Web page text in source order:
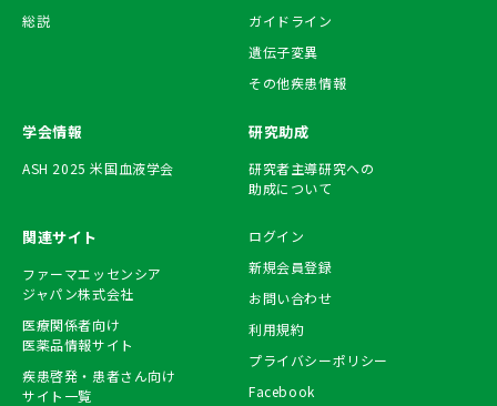
総説
ガイドライン
遺伝子変異
その他疾患情報
学会情報
ASH 2025米国血液学会
研究助成
研究者主導研究への
助成について
関連サイト
ファーマエッセンシア
ジャパン株式会社
医療関係者向け
医薬品情報サイト
疾患啓発・患者さん向け
サイト一覧
ログイン
新規会員登録
お問い合わせ
利用規約
プライバシーポリシー
Facebook